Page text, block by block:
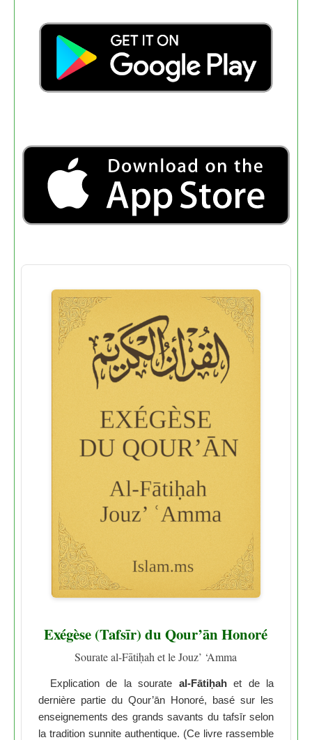
Exégèse (Tafsīr) du Qour’ān Honoré
Sourate al-Fātiḥah et le Jouz’ ‘Amma
Explication de la sourate al-Fātiḥahet de la
dernière partie du Qour’ān Honoré, basé sur les
enseignements des grands savants du tafsīr selon
la tradition sunnite authentique. (Ce livre rassemble